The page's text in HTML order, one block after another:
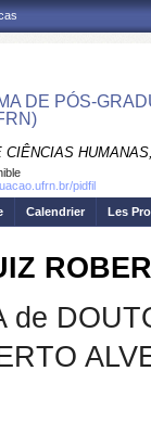
DE PÓS-
CIÊNCIAS
pidfil
Calendrier Les
de